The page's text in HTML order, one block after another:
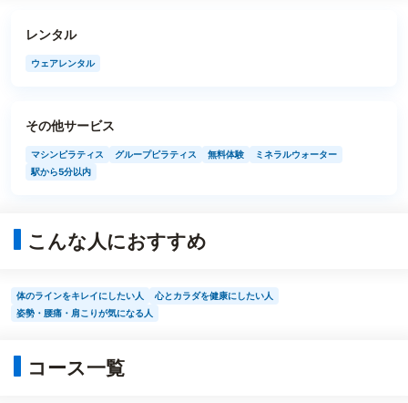
レンタル
ウェアレンタル
その他サービス
マシンピラティス グループピラティス 無料体験
ミネラルウォーター
駅から5分以内
こんな人におすすめ
体のラインをキレイにしたい人
心とカラダを健康にしたい人
姿勢・腰痛・肩こりが気になる人
コース一覧